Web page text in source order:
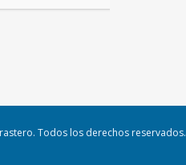
Todos los derechos reservados.